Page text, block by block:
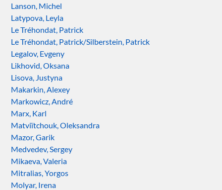
Lanson, Michel
Latypova, Leyla
Le Tréhondat, Patrick
Le Tréhondat, Patrick/Silberstein, Patrick
Legalov, Evgeny
Likhovid, Oksana
Lisova, Justyna
Makarkin, Alexey
Markowicz, André
Marx, Karl
Matviïtchouk, Oleksandra
Mazor, Garik
Medvedev, Sergey
Mikaeva, Valeria
Mitralias, Yorgos
Molyar, Irena